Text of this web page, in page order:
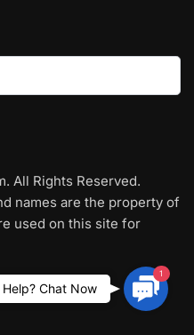
All Rights Reserved.
names are the property of
used on this site for
1
Chat Now